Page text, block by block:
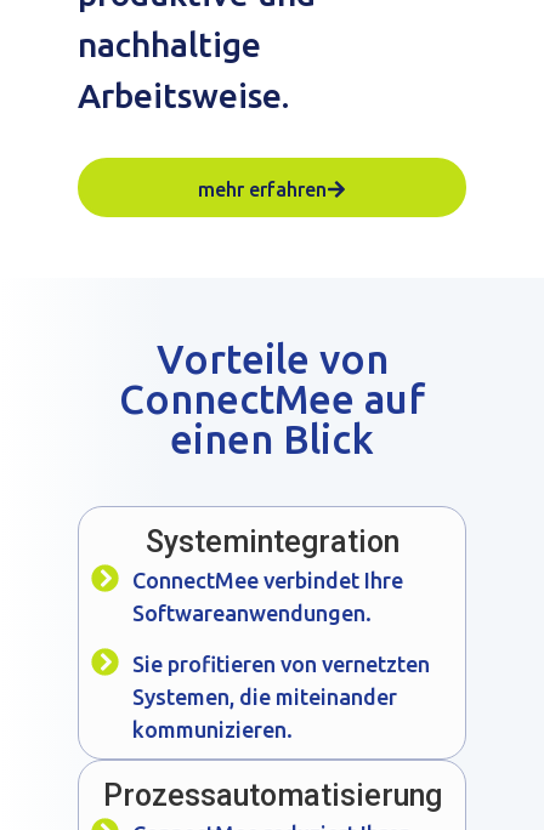
nachhaltige
Arbeitsweise.
mehr erfahren
Vorteile von
ConnectMee auf
einen Blick
Systemintegration
ConnectMee verbindet Ihre
Softwareanwendungen.
Sie profitieren von vernetzten
Systemen, die miteinander
kommunizieren.
Prozessautomatisierung